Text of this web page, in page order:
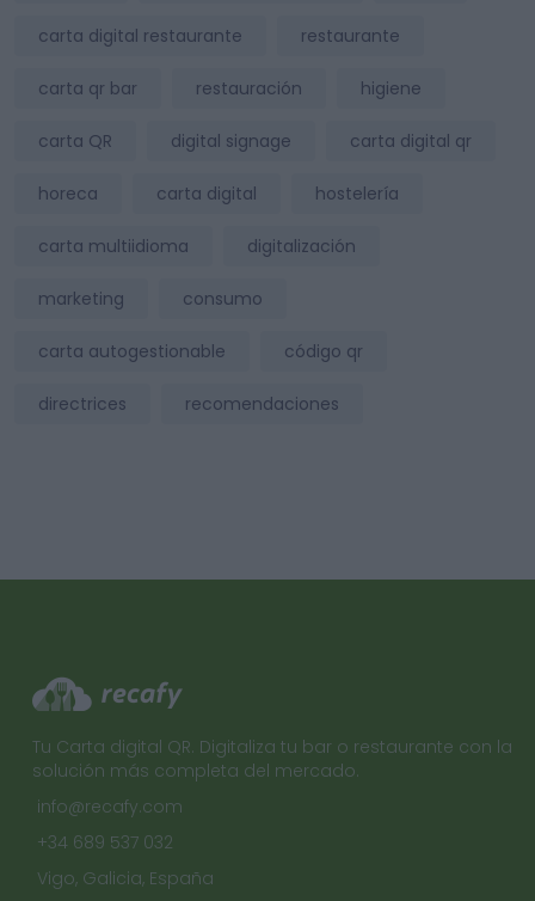
carta digital restaurante restaurante
carta qr bar restauración higiene
carta QR digital signage carta digital qr
horeca carta digital hostelería
carta multiidioma digitalización
marketing consumo
carta autogestionable código qr
directrices recomendaciones
Tu Carta digital QR. Digitaliza tu bar o restaurante con la
solución más completa del mercado.
info@recafy.com
+34 689 537 032
Vigo, Galicia, España